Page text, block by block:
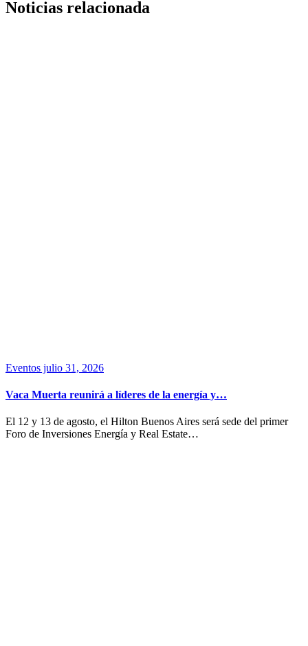
Noticias relacionada
Eventos julio 31, 2026
Vaca Muerta reunirá a líderes de la energía y…
El 12 y 13 de agosto, el Hilton Buenos Aires será sede del primer
Foro de Inversiones Energía y Real Estate…